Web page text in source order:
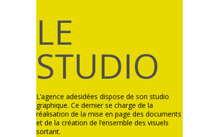
LE
STUDIO
L’agence adesidées dispose de son studio
graphique. Ce dernier se charge de la
réalisation de la mise en page des documents
et de la création de l’ensemble des visuels
sortant.